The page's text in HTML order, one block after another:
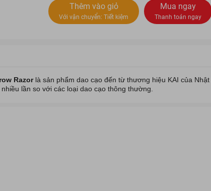
Thêm vào giỏ
Với vận chuyển:Tiết kiệm
Mua ngay
Thanh toán ngay
Razorlà sản phẩm dao cạođến từ thương hiệu KAI của
lần so với các loại dao cạo thông thường.